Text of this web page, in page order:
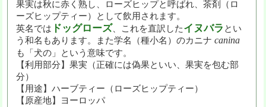
果実は秋に赤く熟し、ローズヒップと呼ばれ、茶剤（ロ
ーズヒップティー）として飲用されます。
英名では ドッグローズ、これを直訳したイヌバラとい
う和名もあります。また学名（種小名）のカニナcanina
も「犬の」という意味です。
【利用部分】果実（正確には偽果といい、果実を包む部
分）
【用途】ハーブティー（ローズヒップティー）
【原産地】ヨーロッパ